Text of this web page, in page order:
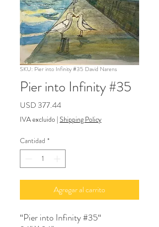
SKU: Pier into Infinity #35 David Narens
Pier into Infinity #35
USD 377.44Precio
IVA excluido | Shipping Policy
Cantidad *
Agregar al carrito
“Pier into Infinity #35“